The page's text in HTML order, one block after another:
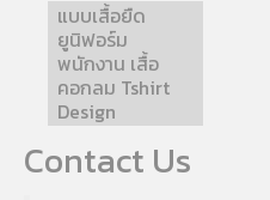
แบบเสื้อยืด
ยูนิฟอร์ม
พนักงาน เสื้อ
คอกลม Tshirt
Design
Contact Us